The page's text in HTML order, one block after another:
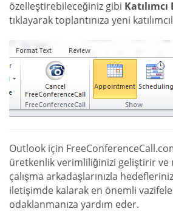
özelleştirebileceğiniz gibi
tıklayarak toplantınıza yeni
Outlook için
üretkenlik verimliliğinizi geliştirir ve
çalışma arkadaşlarınızla
iletişimde kalarak en önemli
odaklanmanıza yardım eder.